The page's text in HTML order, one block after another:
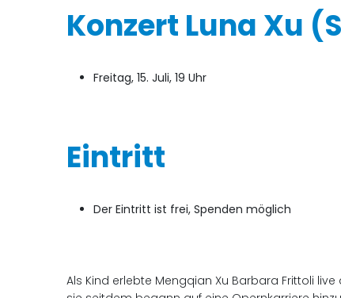
Konzert Luna Xu
Freitag, 15. Juli, 19 Uhr
Eintritt
Der Eintritt ist frei, Spenden möglich
Als Kind erlebte Mengqian Xu Barbara Frittoli